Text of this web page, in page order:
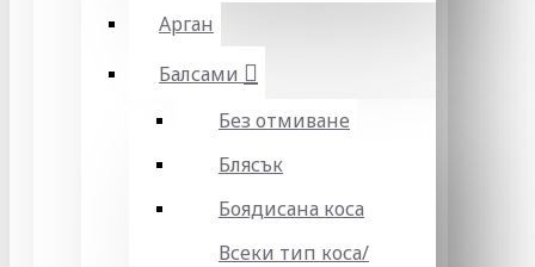
Арган
Балсами
Без отмиване
Блясък
Боядисана коса
Всеки тип коса/